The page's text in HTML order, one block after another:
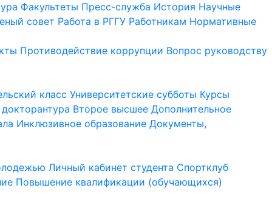
Факультеты Пресс-служба История Научные
совет Работа в РГГУ Работникам Нормативные
Противодействие коррупции Вопрос руководству
класс Университетские субботы Курсы
Второе высшее Дополнительное
Инклюзивное образование Документы,
Личный кабинет студента Спортклуб
Повышение квалификации (обучающихся)